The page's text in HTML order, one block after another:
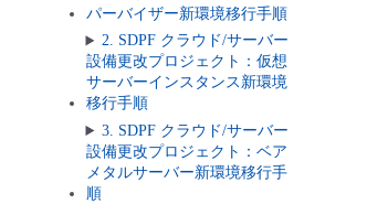
パーバイザー新環境移行手順
2. SDPF クラウド/サーバー
設備更改プロジェクト：仮想
サーバーインスタンス新環境
移行手順
3. SDPF クラウド/サーバー
設備更改プロジェクト：ベア
メタルサーバー新環境移行手
順